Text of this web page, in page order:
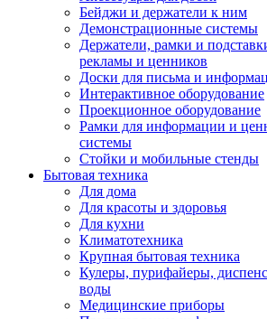
Бейджи и держатели к ним
Демонстрационные системы
Держатели, рамки и
рекламы и ценников
Доски для письма и
Интерактивное оборудование
Проекционное оборудование
Рамки для информации и
системы
Стойки и мобильные стенды
Бытовая техника
Для дома
Для красоты и здоровья
Для кухни
Климатотехника
Крупная бытовая техника
Кулеры, пурифайеры,
воды
Медицинские приборы